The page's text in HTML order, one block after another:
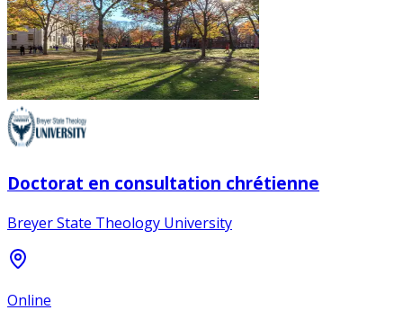
Doctorat en consultation chrétienne
Breyer State Theology University
Online